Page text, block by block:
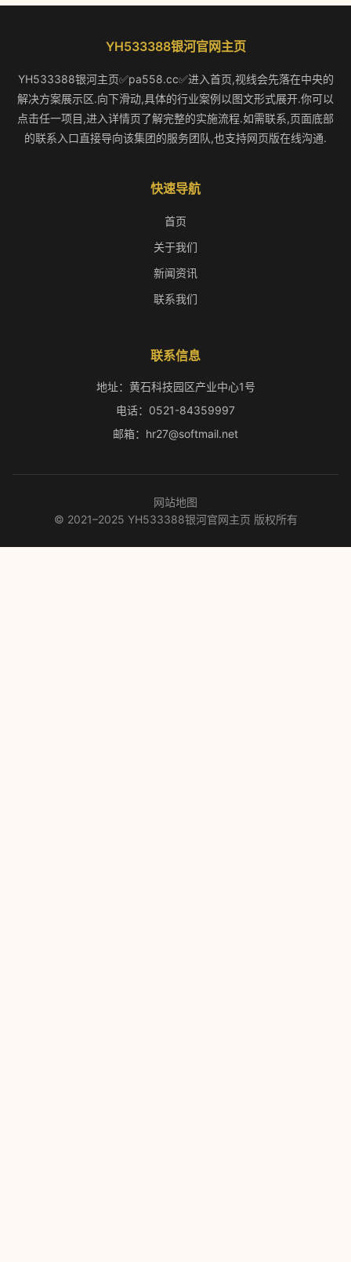
YH533388银河官网主页
YH533388银河主页✅pa558.cc✅进入首页,视线会先落在中央的
解决方案展示区.向下滑动,具体的行业案例以图文形式展开.你可以
点击任一项目,进入详情页了解完整的实施流程.如需联系,页面底部
的联系入口直接导向该集团的服务团队,也支持网页版在线沟通.
快速导航
首页
关于我们
新闻资讯
联系我们
联系信息
地址：黄石科技园区产业中心1号
电话：0521-84359997
邮箱：hr27@softmail.net
网站地图
© 2021–2025 YH533388银河官网主页 版权所有